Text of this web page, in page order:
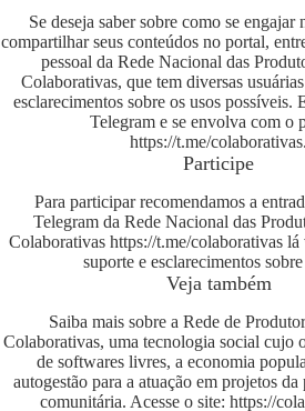
Se deseja saber sobre como se engajar
compartilhar seus conteúdos no portal,
pessoal da Rede Nacional das
Colaborativas, que tem diversas
esclarecimentos sobre os usos possíveis.
Telegram e se envolva com o
https://t.me/colaborativas.
Participe
Para participar recomendamos a
Telegram da Rede Nacional das
Colaborativas https://t.me/colaborativaslá
suporte e esclarecimentos
Veja também
Saiba mais sobre a Rede de
Colaborativas, uma tecnologia social cujo
de softwares livres, a economia
autogestão para a atuação em projetos
comunitária. Acesse o site: https://